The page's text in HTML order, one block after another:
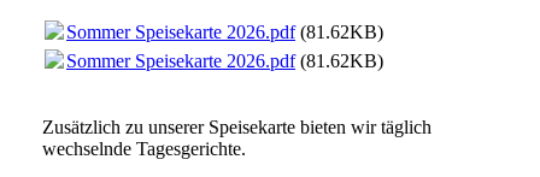
Sommer Speisekarte 2026.pdf(81.62KB)
Sommer Speisekarte 2026.pdf(81.62KB)
Zusätzlich zu unserer Speisekarte bieten wir täglich
wechselnde Tagesgerichte.